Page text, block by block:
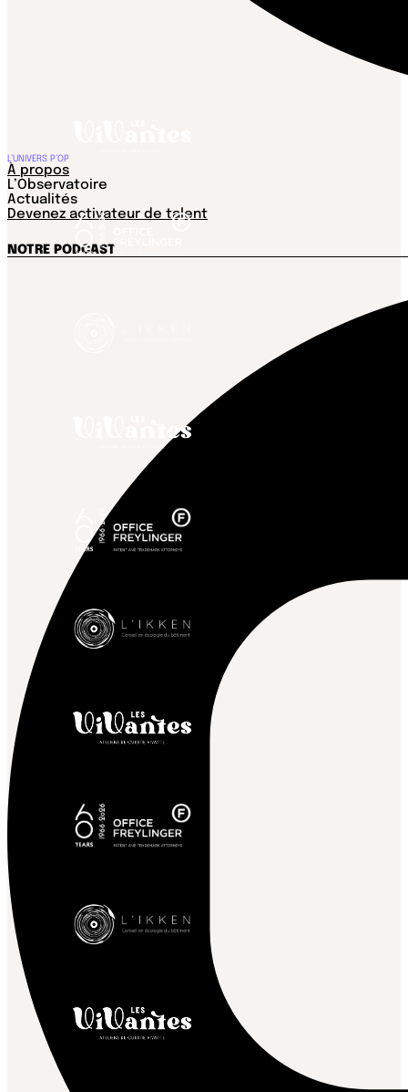
L’UNIVERS P’OP
À propos
L’Observatoire
Actualités
Devenez activateur de talent
NOTRE PODCAST